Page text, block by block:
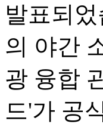
발표되
의 야간
광 융합
드'가 공